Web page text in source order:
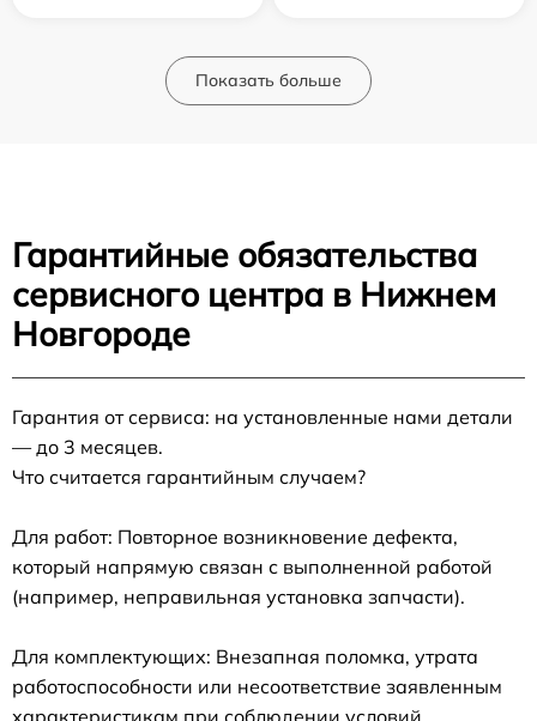
Показать больше
Гарантийные обязательства
сервисного центра в Нижнем
Новгороде
Гарантия от сервиса: на установленные нами детали
— до 3 месяцев.
Что считается гарантийным случаем?
Для работ: Повторное возникновение дефекта,
который напрямую связан с выполненной работой
(например, неправильная установка запчасти).
Для комплектующих: Внезапная поломка, утрата
работоспособности или несоответствие заявленным
характеристикам при соблюдении условий